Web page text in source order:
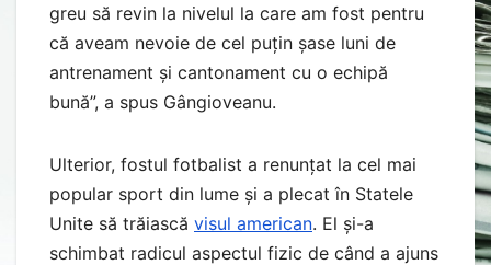
greu să revin la nivelul la care am fost pentru
că aveam nevoie de cel puțin șase luni de
antrenament și cantonament cu o echipă
bună”, a spus Gângioveanu.
Ulterior, fostul fotbalist a renunțat la cel mai
popular sport din lume și a plecat în Statele
Unite să trăiască visul american. El și-a
schimbat radicul aspectul fizic de când a ajuns